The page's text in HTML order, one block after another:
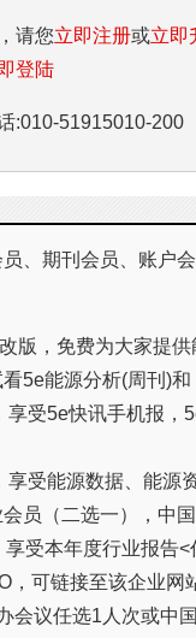
请您立即注册或立即
登陆
:010-51915010-200
、期刊会员、账户
，免费为大家提供
5e能源分析(周刊)
受5e快讯手机报，
受能源数据、能源
员（二选一），中
受本年度行业报告<
，可链接至该企业
会议任选1人次或中